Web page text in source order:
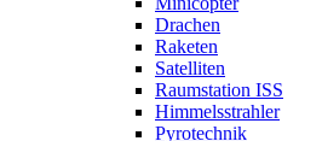
Drachen
Raketen
Satelliten
Raumstation ISS
Himmelsstrahler
Pyrotechnik